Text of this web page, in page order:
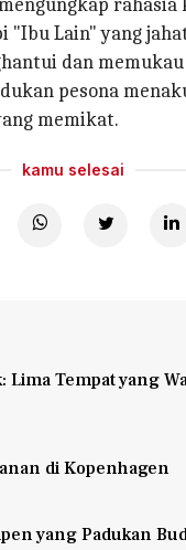
rahasia
"Ibu Lain" yang
dan
pesona
memikat.
kamu selesai
Lima Tempat yang
di Kopenhagen
yang Padukan